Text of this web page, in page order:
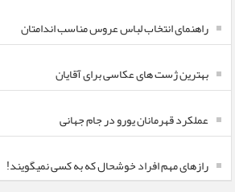
راهنمای انتخاب لباس عروس مناسب اندامتان
بهترین ژست های عکاسی برای آقایان
عملکرد قهرمانان یورو در جام جهانی
رازهای مهم افراد خوشحال که به کسی نمیگویند!